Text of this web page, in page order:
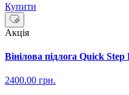
Купити
Акція
Вінілова підлога Quick
2400.00 грн.